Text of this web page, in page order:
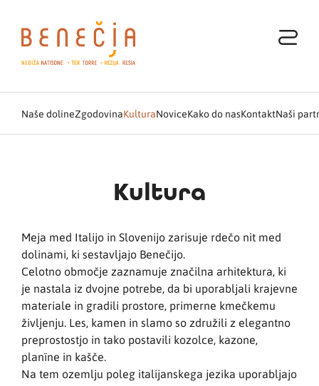
Naše dolineZgodovinaKulturaNoviceKako do nasKontaktNaši
Kultura
Meja med Italijo in Slovenijo zarisuje rdečo nit med
dolinami, ki sestavljajo Benečijo.
Celotno območje zaznamuje značilna arhitektura, ki
je nastala iz dvojne potrebe, da bi uporabljali krajevne
materiale in gradili prostore, primerne kmečkemu
življenju. Les, kamen in slamo so združili z elegantno
preprostostjo in tako postavili kozolce, kazone,
planïne in kašče.
Na tem ozemlju poleg italijanskega jezika uporabljajo